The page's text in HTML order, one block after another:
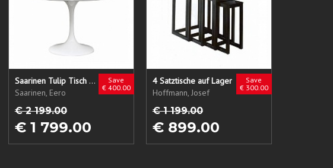
Save
€ 400.00
Saarinen Tulip Tisch auf Lager
Saarinen, Eero
€ 2 199.00
€ 1 799.00
Save
€ 300.00
4 Satztische auf Lager
Hoffmann, Josef
€ 1 199.00
€ 899.00